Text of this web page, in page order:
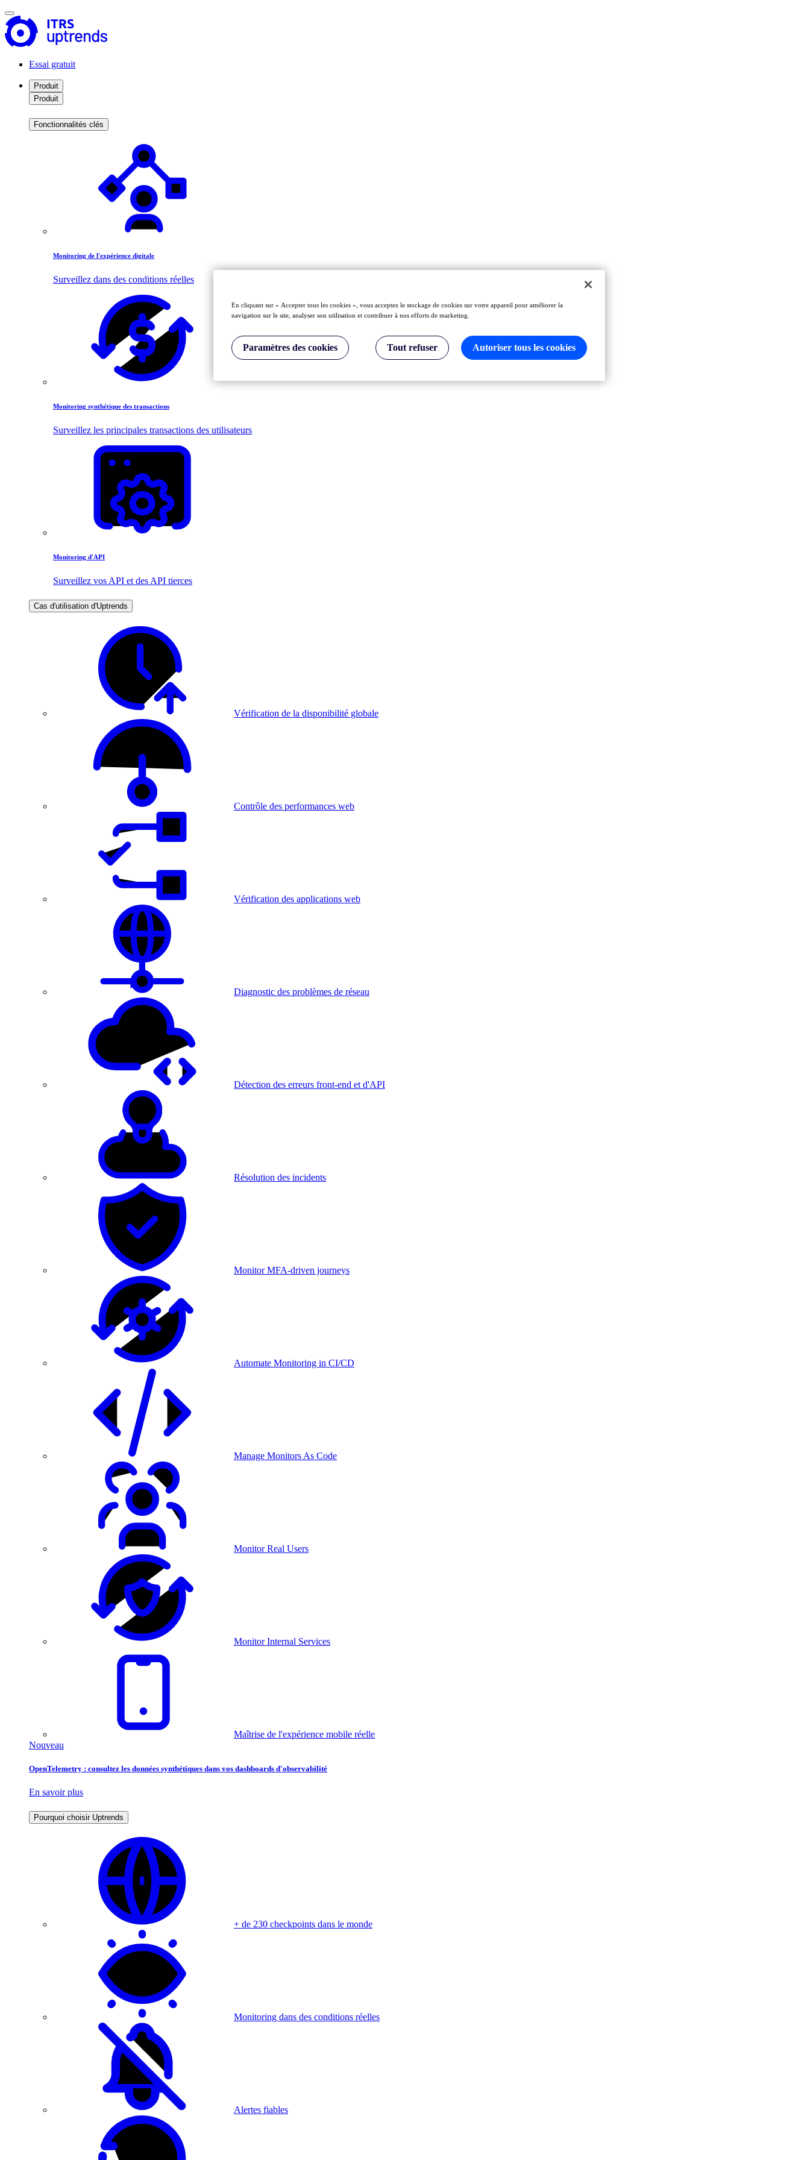
Essai gratuit
Produit
Produit
Fonctionnalités clés
Monitoring de l'expérience digitale
Surveillez dans des conditions réelles
Monitoring synthétique des transactions
Surveillez les principales transactions des utilisateurs
Monitoring d'API
Surveillez vos API et des API tierces
Cas d'utilisation d'Uptrends
Vérification de la disponibilité globale
Contrôle des performances web
Vérification des applications web
Diagnostic des problèmes de réseau
Détection des erreurs front-end et d'API
Résolution des incidents
Monitor MFA-driven journeys
Automate Monitoring in CI/CD
Manage Monitors As Code
Monitor Real Users
Monitor Internal Services
Maîtrise de l'expérience mobile réelle
Nouveau
OpenTelemetry : consultez les données synthétiques dans vos dashboards d'observabilité
En savoir plus
Pourquoi choisir Uptrends
+ de 230 checkpoints dans le monde
Monitoring dans des conditions réelles
Alertes fiables
En cliquant sur « Accepter tous les cookies », vous acceptez le stockage de cookies sur votre appareil pour améliorer la
navigation sur le site, analyser son utilisation et contribuer à nos efforts de marketing.
Paramètres des cookies Tout refuser Autoriser tous les cookies